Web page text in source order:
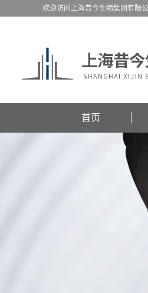
欢迎访问上海昔今生物集团有限公
首页